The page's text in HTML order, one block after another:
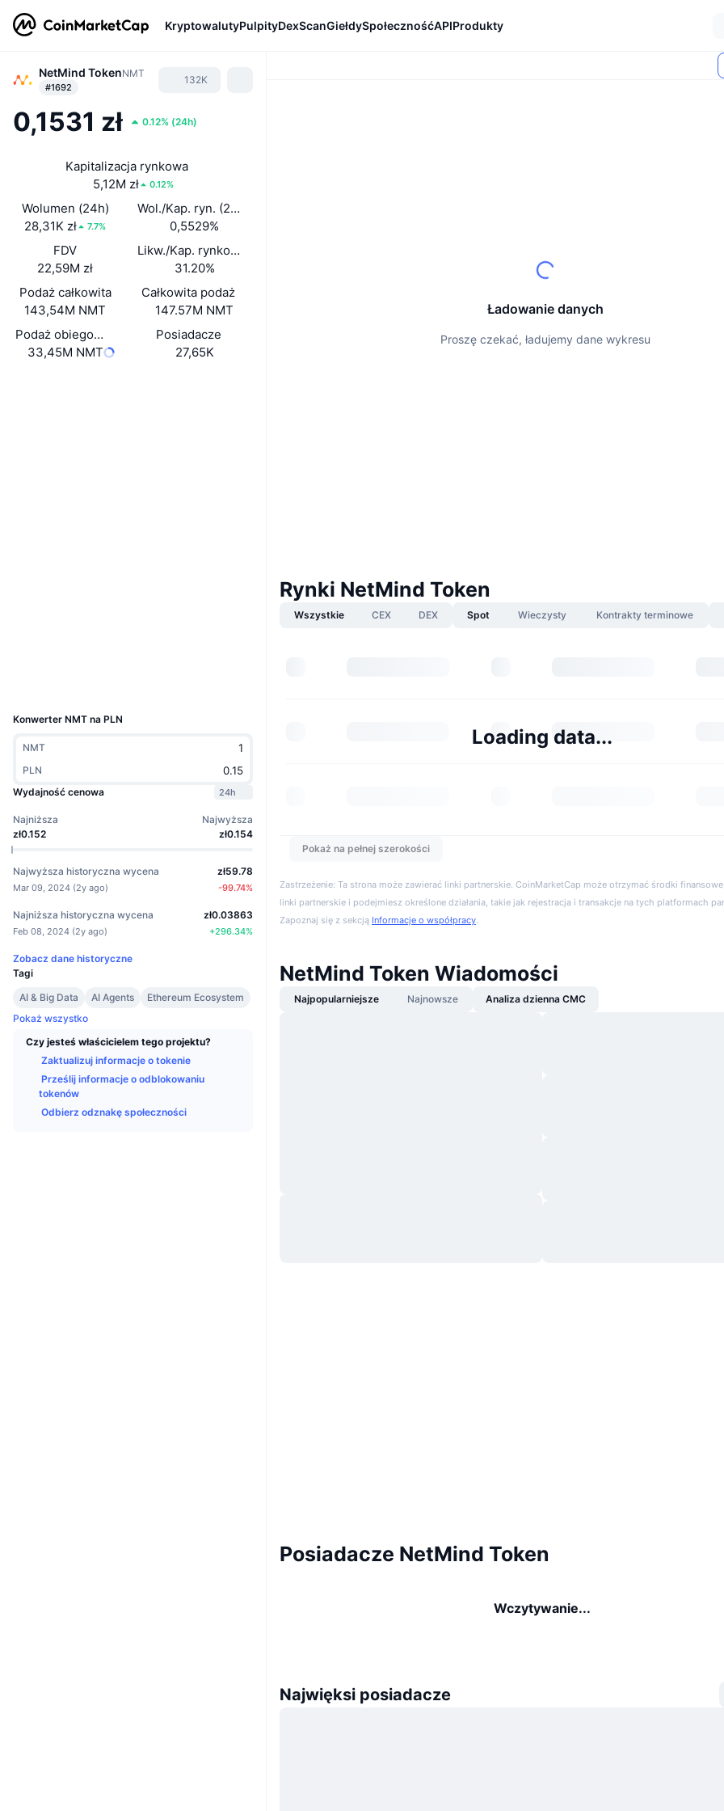
KryptowalutyPulpityDexScanGiełdySpołecznośćAPIProdukty
NetMind TokenNMT
#1692
132K
0,1531 zł 0.12% (24h)
Kapitalizacja rynkowa
5,12M zł
0.12%
Wolumen (24h)
28,31K zł
7.7%
Wol./Kap. ryn. (24 h)
0,5529%
FDV
22,59M zł
Likw./Kap. rynkowa
31.20%
Podaż całkowita
143,54M NMT
Całkowita podaż
147.57M NMT
Podaż obiegowa
33,45M NMT
Posiadacze
27,65K
Konwerter NMT na PLN
NMT
PLN
Wydajność cenowa
24h
Najniższa
zł0.152
Najwyższa
zł0.154
Najwyższa historyczna wycena
Mar 09, 2024 (2y ago)
zł59.78
-99.74%
Najniższa historyczna wycena
Feb 08, 2024 (2y ago)
zł0.03863
+296.34%
Zobacz dane historyczne
Tagi
AI & Big Data
AI Agents
Ethereum Ecosystem
Pokaż wszystko
Czy jesteś właścicielem tego projektu?
Zaktualizuj informacje o tokenie
Prześlij informacje o odblokowaniu
tokenów
Odbierz odznakę społeczności
Ładowanie danych
Proszę czekać, ładujemy dane wykresu
Rynki NetMind Token
Wszystkie CEX DEX Spot Wieczysty Kontrakty terminowe
Loading data...
Pokaż na pełnej szerokości
Zastrzeżenie: Ta strona może zawierać linki partnerskie. CoinMarketCap może otrzymać środki
linki partnerskie i podejmiesz określone działania, takie jak rejestracja i transakcje na tych platformach
Zapoznaj się z sekcją Informacje o współpracy.
NetMind Token Wiadomości
Najpopularniejsze Najnowsze Analiza dzienna CMC
Posiadacze NetMind Token
Wczytywanie...
Najwięksi posiadacze